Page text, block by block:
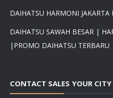
DAIHATSU HARMONI JAKARTA
DAIHATSU SAWAH BESAR |
|PROMO DAIHATSU TERBARU
CONTACT SALES YOUR CITY